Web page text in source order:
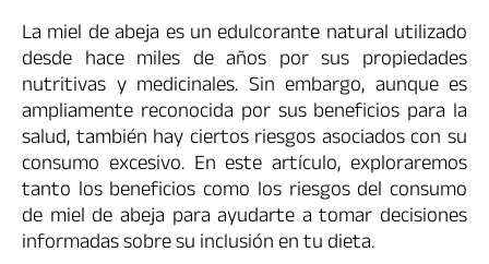
La miel de abeja es un edulcorante natural utilizado
desde hace miles de años por sus propiedades
nutritivas y medicinales. Sin embargo, aunque es
ampliamente reconocida por sus beneficios para la
salud, también hay ciertos riesgos asociados con su
consumo excesivo. En este artículo, exploraremos
tanto los beneficios como los riesgos del consumo
de miel de abeja para ayudarte a tomar decisiones
informadas sobre su inclusión en tu dieta.